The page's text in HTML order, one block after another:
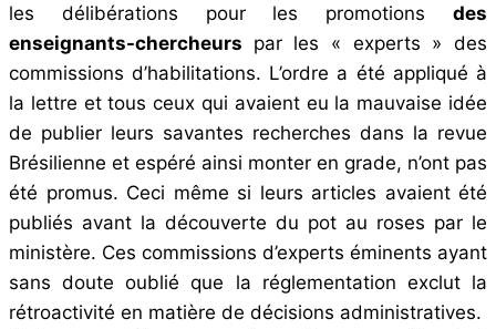
les délibérations pour les promotions des
enseignants-chercheurs par les « experts » des
commissions d’habilitations. L’ordre a été appliqué à
la lettre et tous ceux qui avaient eu la mauvaise idée
de publier leurs savantes recherches dans la revue
Brésilienne et espéré ainsi monter en grade, n’ont pas
été promus. Ceci même si leurs articles avaient été
publiés avant la découverte du pot au roses par le
ministère. Ces commissions d’experts éminents ayant
sans doute oublié que la réglementation exclut la
rétroactivité en matière de décisions administratives.